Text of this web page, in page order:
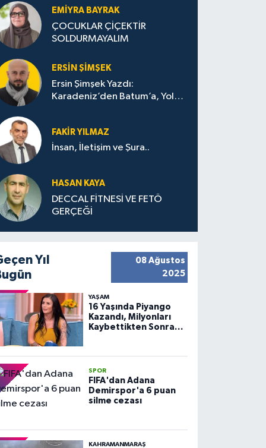
STRATEJİLERİ
EMIYRA BAYRAK
ÇOCUKLAR ÇİÇEKTİR
SOLDURMAYALIM
ERSIN ŞIMŞEK
Ersin Şimşek Yazdı:
Karadeniz’den Batum’a, Yolun
FAKIR YILMAZ
İnsan, İletişim ve Şura..
HASAN KAYA
DECCAL FİTNESİ VE FETÖ
GERÇEĞİ
Yıl
08 Ağustos
2025
YAŞAM
16 Yaşında Piyango
Kazandı, Milyonları
Kaybettikten Sonra
SPOR
FIFA'dan Adana
Demirspor'a 6 puan
silme cezası
KAHRAMANMARAŞ